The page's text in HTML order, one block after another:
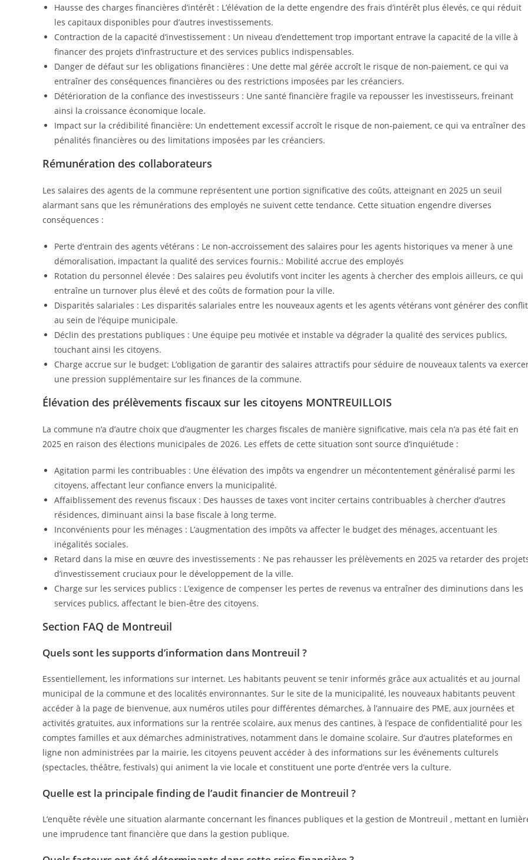
Hausse des charges financières d’intérêt : L’élévation de la dette engendre des frais d’intérêt plus élevés, ce qui réduit
les capitaux disponibles pour d’autres investissements.
Contraction de la capacité d’investissement : Un niveau d’endettement trop important entrave la capacité de la ville à
financer des projets d’infrastructure et des services publics indispensables.
Danger de défaut sur les obligations financières : Une dette mal gérée accroît le risque de non-paiement, ce qui va
entraîner des conséquences financières ou des restrictions imposées par les créanciers.
Détérioration de la confiance des investisseurs : Une santé financière fragile va repousser les investisseurs, freinant
ainsi la croissance économique locale.
Impact sur la crédibilité financière: Un endettement excessif accroît le risque de non-paiement, ce qui va entraîner des
pénalités financières ou des limitations imposées par les créanciers.
Rémunération des collaborateurs
Les salaires des agents de la commune représentent une portion significative des coûts, atteignant en 2025 un seuil
alarmant sans que les rémunérations des employés ne suivent cette tendance. Cette situation engendre diverses
conséquences :
Perte d’entrain des agents vétérans : Le non-accroissement des salaires pour les agents historiques va mener à une
démoralisation, impactant la qualité des services fournis.: Mobilité accrue des employés
Rotation du personnel élevée : Des salaires peu évolutifs vont inciter les agents à chercher des emplois ailleurs, ce qui
entraîne un turnover plus élevé et des coûts de formation pour la ville.
Disparités salariales : Les disparités salariales entre les nouveaux agents et les agents vétérans vont générer des
au sein de l’équipe municipale.
Déclin des prestations publiques : Une équipe peu motivée et instable va dégrader la qualité des services publics,
touchant ainsi les citoyens.
Charge accrue sur le budget: L’obligation de garantir des salaires attractifs pour séduire de nouveaux talents va
une pression supplémentaire sur les finances de la commune.
Élévation des prélèvements fiscaux sur les citoyens MONTREUILLOIS
La commune n’a d’autre choix que d’augmenter les charges fiscales de manière significative, mais cela n’a pas été fait en
2025 en raison des élections municipales de 2026. Les effets de cette situation sont source d’inquiétude :
Agitation parmi les contribuables : Une élévation des impôts va engendrer un mécontentement généralisé parmi les
citoyens, affectant leur confiance envers la municipalité.
Affaiblissement des revenus fiscaux : Des hausses de taxes vont inciter certains contribuables à chercher d’autres
résidences, diminuant ainsi la base fiscale à long terme.
Inconvénients pour les ménages : L’augmentation des impôts va affecter le budget des ménages, accentuant les
inégalités sociales.
Retard dans la mise en œuvre des investissements : Ne pas rehausser les prélèvements en 2025 va retarder des
d’investissement cruciaux pour le développement de la ville.
Charge sur les services publics : L’exigence de compenser les pertes de revenus va entraîner des diminutions dans les
services publics, affectant le bien-être des citoyens.
Section FAQ de Montreuil
Quels sont les supports d’information dans Montreuil ?
Essentiellement, les informations sur internet. Les habitants peuvent se tenir informés grâce aux actualités et au journal
municipal de la commune et des localités environnantes. Sur le site de la municipalité, les nouveaux habitants peuvent
accéder à la page de bienvenue, aux numéros utiles pour différentes démarches, à l’annuaire des PME, aux journées et
activités gratuites, aux informations sur la rentrée scolaire, aux menus des cantines, à l’espace de confidentialité pour les
comptes familles et aux démarches administratives, notamment dans le domaine scolaire. Sur d’autres plateformes en
ligne non administrées par la mairie, les citoyens peuvent accéder à des informations sur les événements culturels
(spectacles, théâtre, festivals) qui animent la vie locale et constituent une porte d’entrée vers la culture.
Quelle est la principale finding de l’audit financier de Montreuil ?
L’enquête révèle une situation alarmante concernant les finances publiques et la gestion de Montreuil , mettant en
une imprudence tant financière que dans la gestion publique.